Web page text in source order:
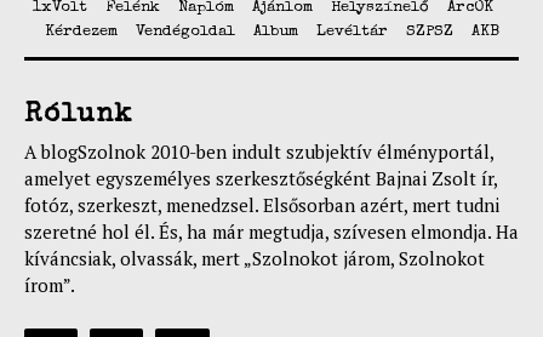
1xVolt Felénk Naplóm Ajánlom Helyszínelő
ArcOK
Kérdezem
Vendégoldal Album Levéltár SZPSZ AKB
Rólunk
A blogSzolnok 2010-ben indult szubjektív élményportál,
amelyet egyszemélyes szerkesztőségként Bajnai Zsolt ír,
fotóz, szerkeszt, menedzsel. Elsősorban azért, mert tudni
szeretné hol él. És, ha már megtudja, szívesen elmondja. Ha
kíváncsiak, olvassák, mert „Szolnokot járom, Szolnokot
írom”.